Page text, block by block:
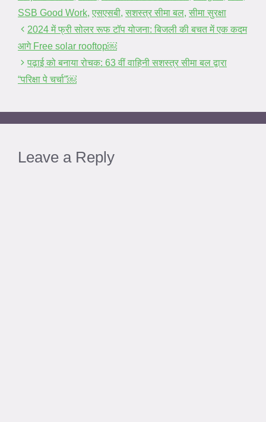
SSB Good Work, एसएसबी, सशस्त्र सीमा बल, सीमा सुरक्षा
2024 में फ्री सोलर रूफ टॉप योजना: बिजली की बचत में एक कदम
आगे Free solar rooftop￼
पढ़ाई को बनाया रोचक: 63 वीं वाहिनी सशस्त्र सीमा बल द्वारा
“परिक्षा पे चर्चा”￼
Leave a Reply